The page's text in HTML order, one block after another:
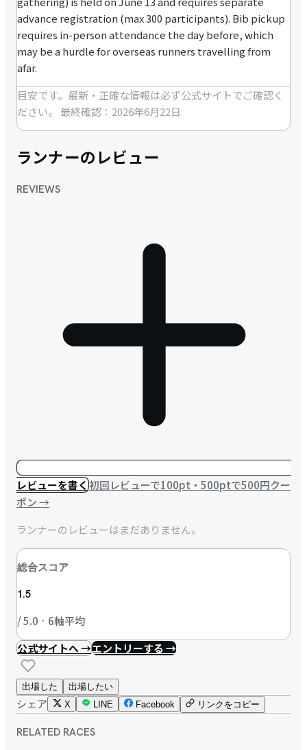
advance registration (max 300 participants). Bib pickup
requires in-person attendance the day before, which
may be a hurdle for overseas runners travelling from
afar.
目安です。最新・正確な情報は必ず公式サイトでご確認く
ださい。
最終確認：2026年6月22日
ランナーのレビュー
REVIEWS
レビューを書く初回レビューで100pt・500ptで500円クー
ポン→
ランナーのレビューはまだありません。
総合スコア
1.5
/ 5.0 · 6軸平均
公式サイトへ →エントリーする →
出場した 出場したい
シェア X LINE Facebook リンクをコピー
RELATED RACES